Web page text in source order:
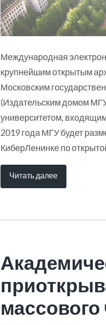
Международная
крупнейшим открытым
Московским
(Издательским домом
университетом,
2019 года МГУ будет
КиберЛенинке по
Читать далее
массового